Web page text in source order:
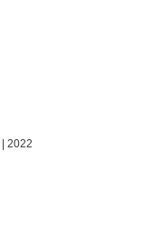
2022